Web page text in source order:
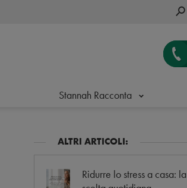
Stannah Racconta
ALTRI ARTICOLI:
Ridurre lo stress a casa: